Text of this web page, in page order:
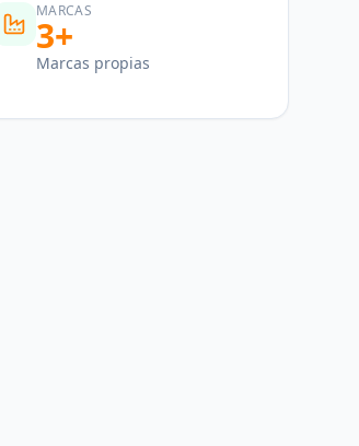
MARCAS
3+
Marcas propias